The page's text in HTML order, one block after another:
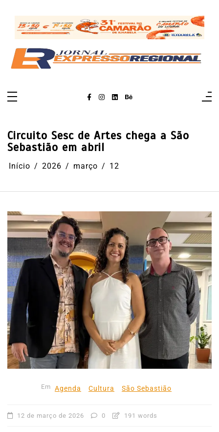
conteúdo
Circuito Sesc de Artes chega a São
Sebastião em abril
Início 2026 março 12
Em Agenda Cultura São Sebastião
12 de março de 2026 0 191 words